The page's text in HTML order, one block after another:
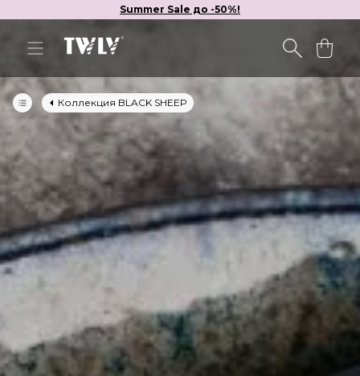
Summer Sale до -50%!
Коллекция BLACK SHEEP